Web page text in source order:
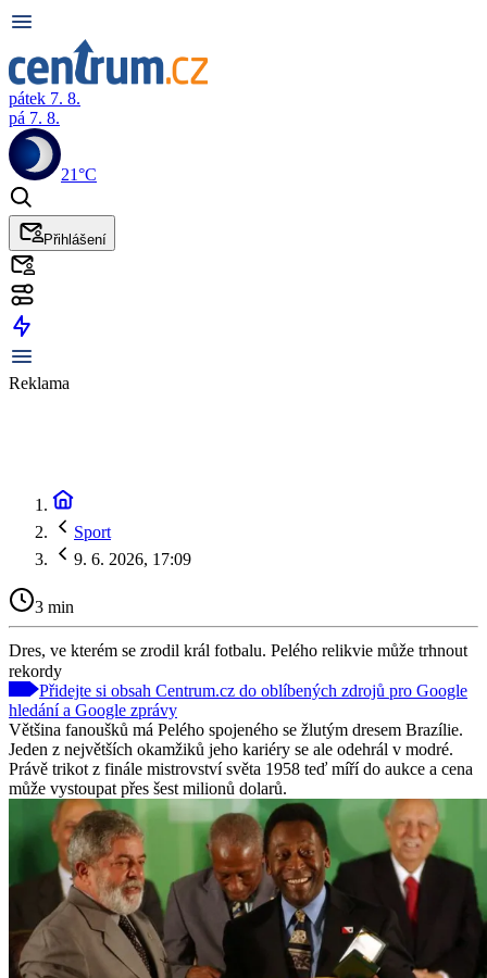
pátek 7. 8.
pá 7. 8.
21°C
Přihlášení
Reklama
Sport
9. 6. 2026, 17:09
3 min
Dres, ve kterém se zrodil král fotbalu. Pelého relikvie může trhnout
rekordy
Přidejte si obsah Centrum.cz do oblíbených zdrojů pro Google
hledání a Google zprávy
Většina fanoušků má Pelého spojeného se žlutým dresem Brazílie.
Jeden z největších okamžiků jeho kariéry se ale odehrál v modré.
Právě trikot z finále mistrovství světa 1958 teď míří do aukce a cena
může vystoupat přes šest milionů dolarů.